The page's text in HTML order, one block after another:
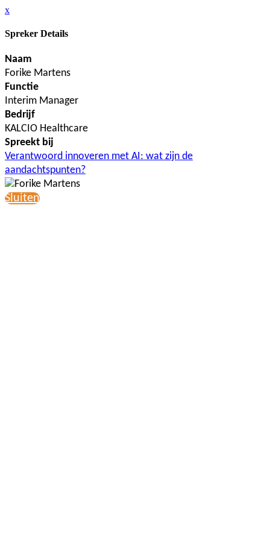
x
Spreker Details
Naam
Forike Martens
Functie
Interim Manager
Bedrijf
KALCIO Healthcare
Spreekt bij
Verantwoord innoveren met AI: wat zijn de
aandachtspunten?
Sluiten